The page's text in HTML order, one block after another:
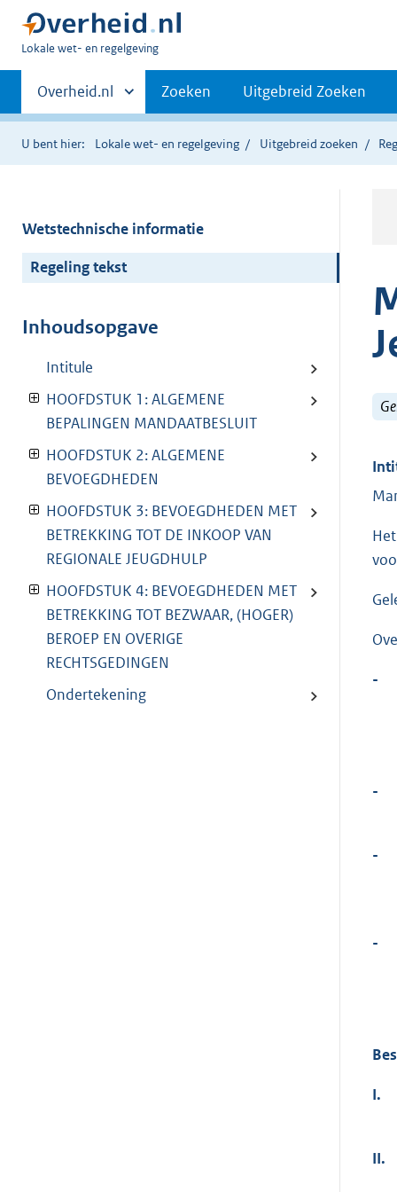
U
hier:
Lokale wet- en regelgeving
Primaire
navigatie
Andere
sites
binnen
Overheid.nl Zoeken Uitgebreid Zoeken
U bent hier: Lokale wet- en regelgeving Uitgebreid zoeken
Wetstechnische informatie
Regeling tekst
Inhoudsopgave
Intitule
HOOFDSTUK 1: ALGEMENE
BEPALINGEN MANDAATBESLUIT
HOOFDSTUK 2: ALGEMENE
BEVOEGDHEDEN
HOOFDSTUK 3: BEVOEGDHEDEN MET
BETREKKING TOT DE INKOOP VAN
REGIONALE JEUGDHULP
HOOFDSTUK 4: BEVOEGDHEDEN MET
BETREKKING TOT BEZWAAR, (HOGER)
BEROEP EN OVERIGE
RECHTSGEDINGEN
Ondertekening
-
-
-
-
I.
II.